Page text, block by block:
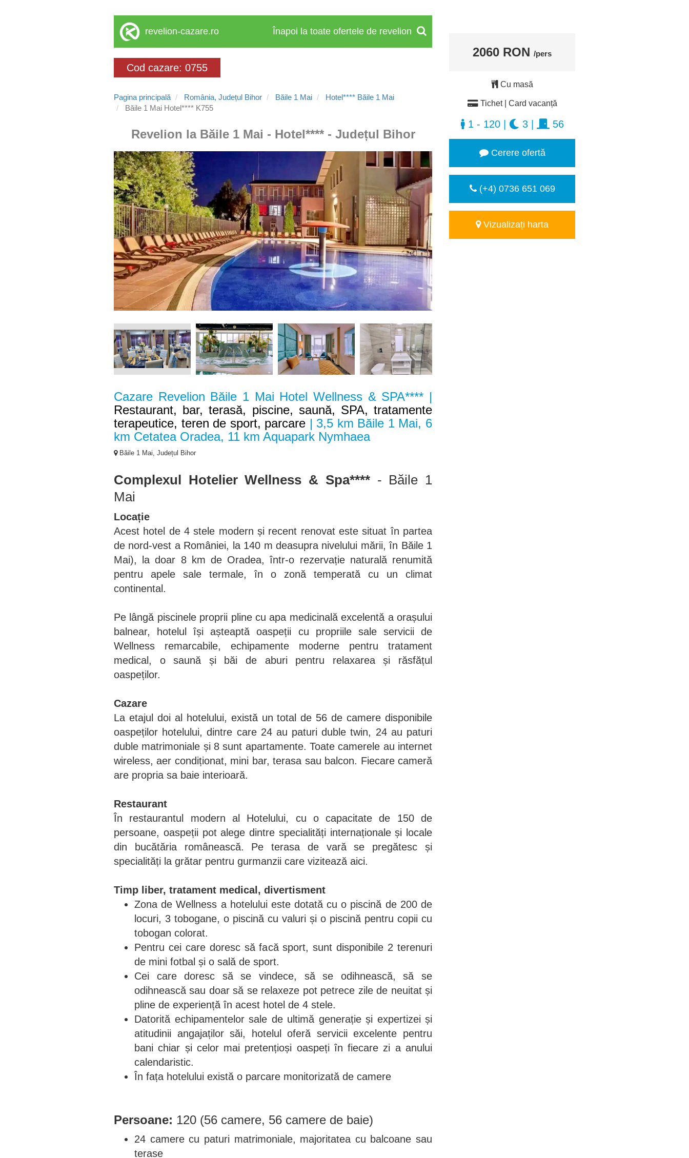
revelion-cazare.ro Înapoi la toate ofertele de revelion
Cod cazare: 0755
Pagina principală România, Județul Bihor Băile 1 Mai
Hotel**** Băile 1 Mai
Băile 1 Mai Hotel**** K755
Revelion la Băile 1 Mai - Hotel**** - Județul Bihor
Cazare Revelion Băile 1 Mai Hotel Wellness & SPA**** |
Restaurant, bar, terasă, piscine, saună, SPA, tratamente
terapeutice, teren de sport, parcare | 3,5 km Băile 1 Mai, 6
km Cetatea Oradea, 11 km Aquapark Nymhaea
Băile 1 Mai, Județul Bihor
Complexul Hotelier Wellness & Spa****- Băile 1
Mai
Locație
Acest hotel de 4 stele modern și recent renovat este situat în partea
de nord-vest a României, la 140 m deasupra nivelului mării, în Băile 1
Mai), la doar 8 km de Oradea, într-o rezervație naturală renumită
pentru apele sale termale, în o zonă temperată cu un climat
continental.
Pe lângă piscinele proprii pline cu apa medicinală excelentă a orașului
balnear, hotelul își așteaptă oaspeții cu propriile sale servicii de
Wellness remarcabile, echipamente moderne pentru tratament
medical, o saună și băi de aburi pentru relaxarea și răsfățul
oaspeților.
Cazare
La etajul doi al hotelului, există un total de 56 de camere disponibile
oaspeților hotelului, dintre care 24 au paturi duble twin, 24 au paturi
duble matrimoniale și 8 sunt apartamente. Toate camerele au internet
wireless, aer condiționat, mini bar, terasa sau balcon. Fiecare cameră
are propria sa baie interioară.
Restaurant
În restaurantul modern al Hotelului, cu o capacitate de 150 de
persoane, oaspeții pot alege dintre specialități internaționale și locale
din bucătăria românească. Pe terasa de vară se pregătesc și
specialități la grătar pentru gurmanzii care vizitează aici.
Timp liber, tratament medical, divertisment
Zona de Wellness a hotelului este dotată cu o piscină de 200 de
locuri, 3 tobogane, o piscină cu valuri și o piscină pentru copii cu
tobogan colorat.
Pentru cei care doresc să facă sport, sunt disponibile 2 terenuri
de mini fotbal și o sală de sport.
Cei care doresc să se vindece, să se odihnească, să se
odihnească sau doar să se relaxeze pot petrece zile de neuitat și
pline de experiență în acest hotel de 4 stele.
Datorită echipamentelor sale de ultimă generație și expertizei și
atitudinii angajaților săi, hotelul oferă servicii excelente pentru
bani chiar și celor mai pretențioși oaspeți în fiecare zi a anului
calendaristic.
În fața hotelului există o parcare monitorizată de camere
Persoane: 120 (56 camere, 56 camere de baie)
24 camere cu paturi matrimoniale, majoritatea cu balcoane sau
terase
2060 RON /pers
Cu masă
Tichet | Card vacanță
1 - 120| 3| 56
Cerere ofertă
(+4) 0736 651 069
Vizualizați harta